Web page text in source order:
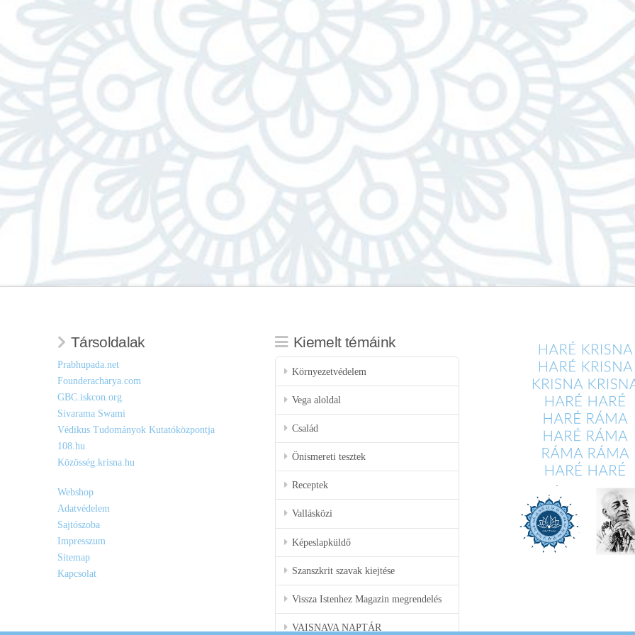
Társoldalak
Prabhupada.net
Founderacharya.com
GBC.iskcon.org
Sivarama Swami
Védikus Tudományok Kutatóközpontja
108.hu
Közösség.krisna.hu
Webshop
Adatvédelem
Sajtószoba
Impresszum
Sitemap
Kapcsolat
Kiemelt témáink
Környezetvédelem
Vega aloldal
Család
Önismereti tesztek
Receptek
Vallásközi
Képeslapküldő
Szanszkrit szavak kiejtése
Vissza Istenhez Magazin megrendelés
VAISNAVA NAPTÁR